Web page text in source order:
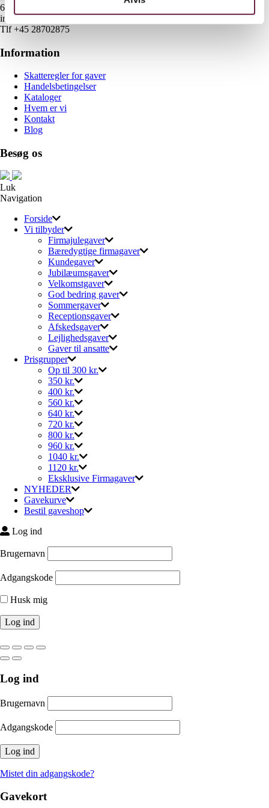
6700 Esbjerg
info@gaveshop.nu
Tlf +45 28702875
Information
Skatteregler for gaver
Handelsbetingelser
Kataloger
Hvem er vi
Kontakt
Blog
Besøg os
Luk
Navigation
Forside
Vi tilbyder
Firmajulegaver
Bæredygtige firmagaver
Kundegaver
Jubilæumsgaver
Velkomstgaver
God bedring gaver
Sommergaver
Receptionsgaver
Afskedsgaver
Lejlighedsgaver
Gaver til ansatte
Prisgrupper
Op til 300 kr.
350 kr.
400 kr.
560 kr.
640 kr.
720 kr.
800 kr.
960 kr.
1040 kr.
1120 kr.
Eksklusive Firmagaver
NYHEDER
Gavekurve
Bestil gaveshop
Log ind
Brugernavn
Adgangskode
Husk mig
Log ind
Brugernavn
Adgangskode
Mistet din adgangskode?
Gavekort